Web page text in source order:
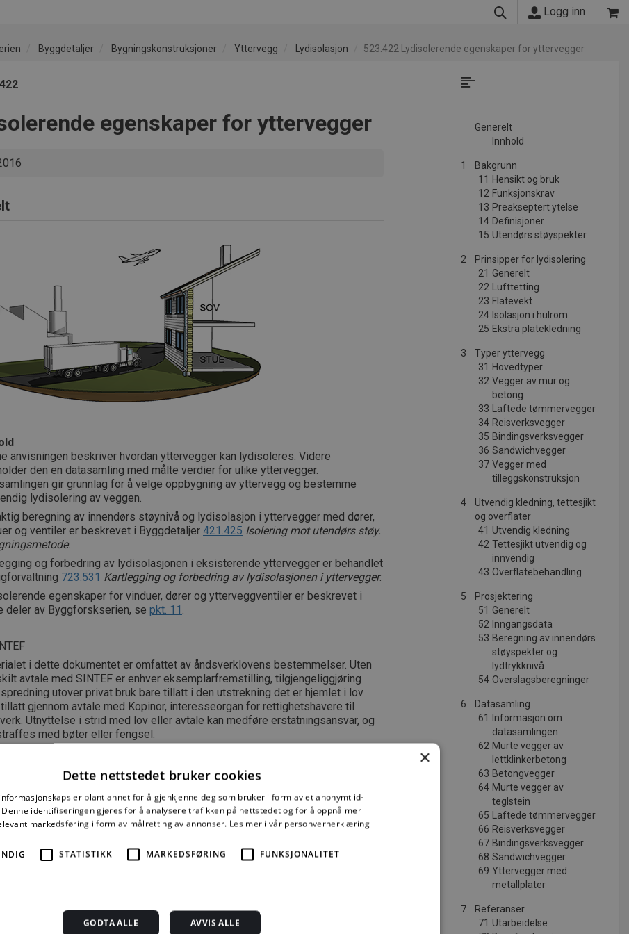
Logg inn
Byggdetaljer Bygningskonstruksjoner Yttervegg Lydisolasjon 523.422 Lydisolerende egenskaper for yttervegger
egenskaper for yttervegger
anvisningen beskriver hvordan yttervegger kan lydisoleres. Videre
den en datasamling med målte verdier for ulike yttervegger.
gir grunnlag for å velge oppbygning av yttervegg og bestemme
lydisolering av veggen.
beregning av innendørs støynivå og lydisolasjon i yttervegger med dører,
og ventiler er beskrevet i Byggdetaljer 421.425 Isolering mot utendørs støy.
.
og forbedring av lydisolasjonen i eksisterende yttervegger er behandlet
723.531 Kartlegging og forbedring av lydisolasjonen i yttervegger.
egenskaper for vinduer, dører og ytterveggventiler er beskrevet i
deler av Byggforskserien, se pkt. 11 .
i dette dokumentet er omfattet av åndsverklovens bestemmelser. Uten
avtale med SINTEF er enhver eksemplarfremstilling, tilgjengeliggjøring
utover privat bruk bare tillatt i den utstrekning det er hjemlet i lov
gjennom avtale med Kopinor, interesseorgan for rettighetshavere til
Utnyttelse i strid med lov eller avtale kan medføre erstatningsansvar, og
med bøter eller fengsel.
Byggforskserien
Delserie
Byggdetaljer
Enkeltanvisning
Generelt
Innhold
1
Bakgrunn
11
Hensikt og bruk
12 Funksjonskrav
13 Preakseptert ytelse
14 Definisjoner
15 Utendørs støyspekter
2
Prinsipper for lydisolering
21 Generelt
22 Lufttetting
23 Flatevekt
24 Isolasjon i hulrom
25 Ekstra platekledning
3
Typer yttervegg
31
Hovedtyper
32 Vegger av mur og
betong
33 Laftede tømmervegger
34 Reisverksvegger
35 Bindingsverksvegger
36 Sandwichvegger
37 Vegger med
tilleggskonstruksjon
4
Utvendig kledning, tettesjikt
og overflater
41 Utvendig kledning
42 Tettesjikt utvendig og
innvendig
43 Overflatebehandling
5
Prosjektering
51 Generelt
52 Inngangsdata
53 Beregning av innendørs
støyspekter og
lydtrykknivå
54 Overslagsberegninger
6
Datasamling
61
Informasjon om
datasamlingen
62 Murte vegger av
lettklinkerbetong
63 Betongvegger
64 Murte vegger av
teglstein
65 Laftede tømmervegger
66 Reisverksvegger
67 Bindingsverksvegger
68 Sandwichvegger
69 Yttervegger med
metallplater
7
Referanser
71 Utarbeidelse
×
Dette nettstedet bruker cookies
blant annet for å gjenkjenne deg som bruker i form av et anonymt id-
identifiseringen gjøres for å analysere trafikken på nettstedet og for å oppnå mer
markedsføring i form av målretting av annonser. Les mer i vår personvernerklæring
STATISTIKK MARKEDSFØRING FUNKSJONALITET
GODTA ALLE AVVIS ALLE